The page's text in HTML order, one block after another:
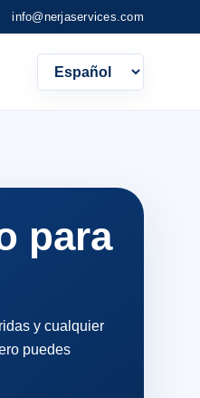
info@nerjaservices.com
para
y cualquier
puedes